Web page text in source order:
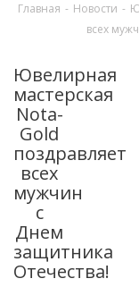
Главная - Новости -
всех
Ювелирная
мастерская
Nota-
Gold
поздравляет
всех
мужчин
с
Днем
защитника
Отечества!